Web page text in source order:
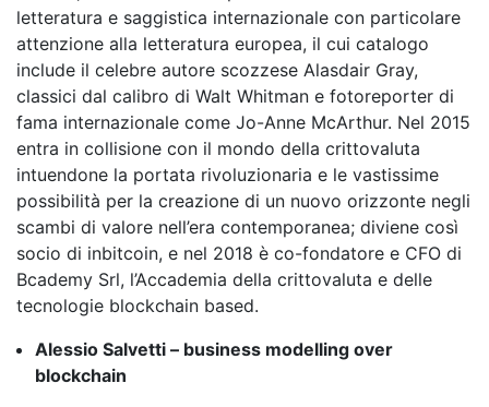
letteratura e saggistica internazionale con particolare
attenzione alla letteratura europea, il cui catalogo
include il celebre autore scozzese Alasdair Gray,
classici dal calibro di Walt Whitman e fotoreporter di
fama internazionale come Jo-Anne McArthur. Nel 2015
entra in collisione con il mondo della crittovaluta
intuendone la portata rivoluzionaria e le vastissime
possibilità per la creazione di un nuovo orizzonte negli
scambi di valore nell’era contemporanea; diviene così
socio di inbitcoin, e nel 2018 è co-fondatore e CFO di
Bcademy Srl, l’Accademia della crittovaluta e delle
tecnologie blockchain based.
Alessio Salvetti – business modelling over
blockchain